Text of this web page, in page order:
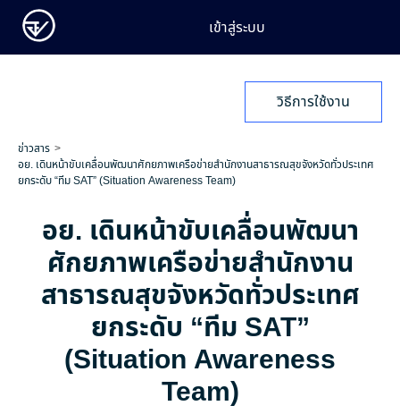
เข้าสู่ระบบ
วิธีการใช้งาน
ข่าวสาร
อย. เดินหน้าขับเคลื่อนพัฒนาศักยภาพเครือข่ายสำนักงานสาธารณสุขจังหวัดทั่วประเทศ
ยกระดับ “ทีม SAT” (Situation Awareness Team)
อย. เดินหน้าขับเคลื่อนพัฒนา
ศักยภาพเครือข่ายสำนักงาน
สาธารณสุขจังหวัดทั่วประเทศ
ยกระดับ “ทีม SAT”
(Situation Awareness
Team)